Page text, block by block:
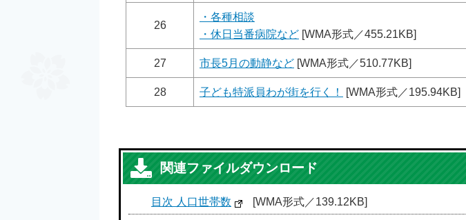
26
・各種相談
・休日当番病院など [WMA形式／455.21KB]
27 市長5月の動静など [WMA形式／510.77KB]
28 子ども特派員わが街を行く！ [WMA形式／195.94KB]
関連ファイルダウンロード
目次 人口世帯数 [WMA形式／139.12KB]